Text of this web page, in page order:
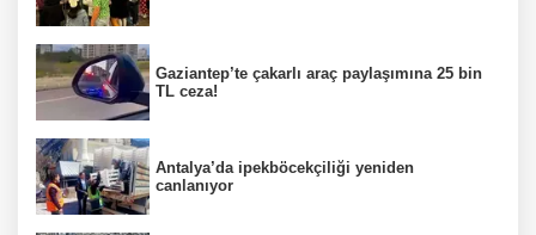
Gaziantep’te çakarlı araç paylaşımına 25 bin
TL ceza!
Antalya’da ipekböcekçiliği yeniden
canlanıyor